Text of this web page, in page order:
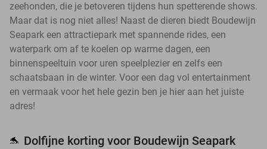
zeehonden, die je betoveren tijdens hun spetterende shows.
Maar dat is nog niet alles! Naast de dieren biedt Boudewijn
Seapark een attractiepark met spannende rides, een
waterpark om af te koelen op warme dagen, een
binnenspeeltuin voor uren speelplezier en zelfs een
schaatsbaan in de winter. Voor een dag vol entertainment
en vermaak voor het hele gezin ben je hier aan het juiste
adres!
🐬 Dolfijne korting voor Boudewijn Seapark